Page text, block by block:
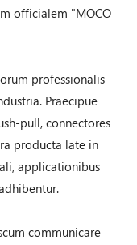
officialem "MOCO
professionalis
Praecipue
pull, connectores
producta late in
applicationibus
communicare